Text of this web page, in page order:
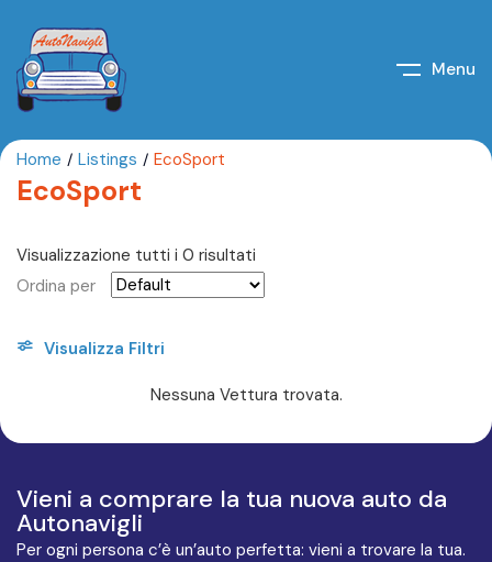
Menu
Home Listings EcoSport
EcoSport
Visualizzazione tutti i 0 risultati
Ordina per
Visualizza Filtri
Nessuna Vettura trovata.
Vieni a comprare la tua nuova auto da
Autonavigli
Per ogni persona c’è un’auto perfetta: vieni a trovare la tua.